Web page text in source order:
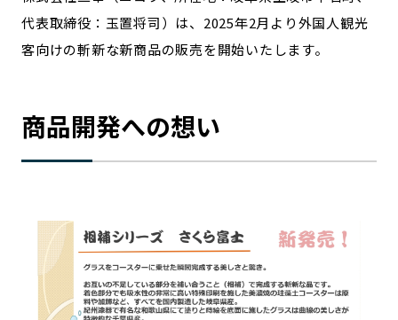
佐賀エリア
長崎エリア
熊本エリア
大分エリア
特集コンテンツ
プレスリリース
行政連携記事
MILCプロジェクト
選出企業特別対談
Localist
SDGsの先駆者
代表取締役：玉置将司）は、2025年2月より外国人観光
客向けの斬新な新商品の販売を開始いたします。
商品開発への想い